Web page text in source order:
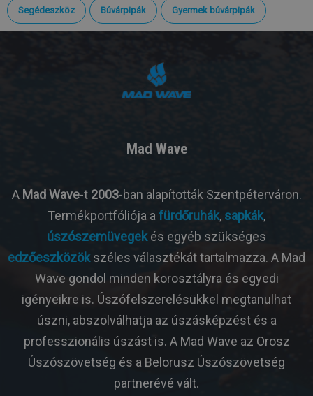
Segédeszköz Búvárpipák Gyermek búvárpipák
Mad Wave
A Mad Wave-t 2003-ban alapították Szentpéterváron.
Termékportfóliója a fürdőruhák, sapkák,
úszószemüvegek és egyéb szükséges
edzőeszközök széles választékát tartalmazza. A Mad
Wave gondol minden korosztályra és egyedi
igényeikre is. Úszófelszerelésükkel megtanulhat
úszni, abszolválhatja az úszásképzést és a
professzionális úszást is. A Mad Wave az Orosz
Úszószövetség és a Belorusz Úszószövetség
partnerévé vált.